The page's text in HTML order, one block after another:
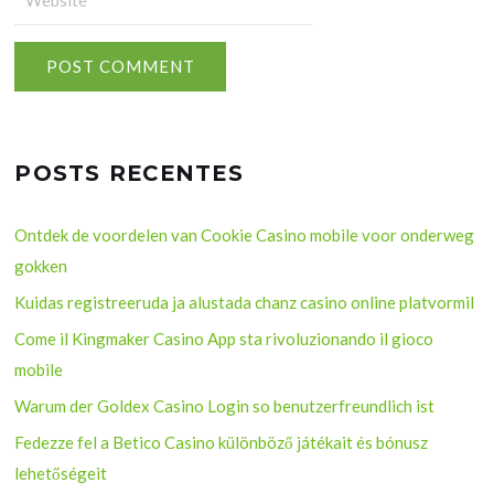
POSTS RECENTES
Ontdek de voordelen van Cookie Casino mobile voor onderweg
gokken
Kuidas registreeruda ja alustada chanz casino online platvormil
Come il Kingmaker Casino App sta rivoluzionando il gioco
mobile
Warum der Goldex Casino Login so benutzerfreundlich ist
Fedezze fel a Betico Casino különböző játékait és bónusz
lehetőségeit